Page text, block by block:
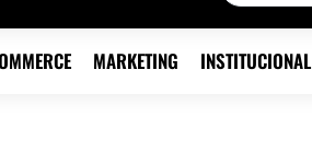
MARKETING INSTITUCIONAL